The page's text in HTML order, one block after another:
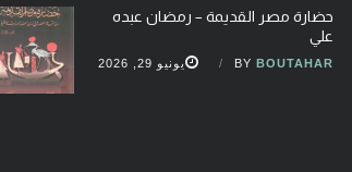
حضارة مصر القديمة – رمضان عبده
علي
BY BOUTAHAR يونيو 29, 2026